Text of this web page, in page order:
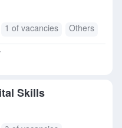
1 of vacancies Others
Skills